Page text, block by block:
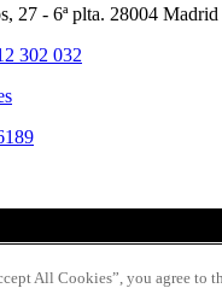
27 - 6ª plta. 28004 Madrid
302 032
All Cookies”, you agree to